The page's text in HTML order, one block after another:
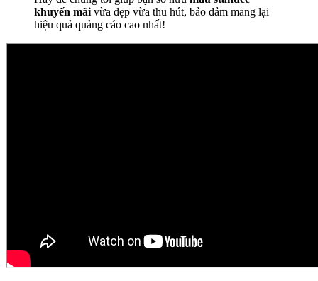
khuyến mãi vừa đẹp vừa thu hút, bảo đảm mang lại
hiệu quả quảng cáo cao nhất!